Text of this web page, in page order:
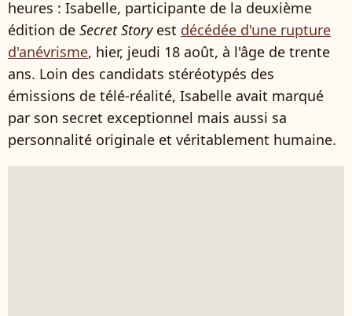
heures : Isabelle, participante de la deuxième
édition de Secret Storyest décédée d'une rupture
d'anévrisme, hier, jeudi 18 août, à l'âge de trente
ans. Loin des candidats stéréotypés des
émissions de télé-réalité, Isabelle avait marqué
par son secret exceptionnel mais aussi sa
personnalité originale et véritablement humaine.